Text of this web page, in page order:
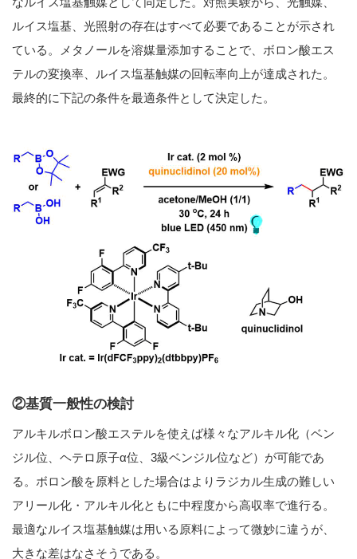
ルイス塩基、光照射の存在はすべて必要であることが示され
ている。メタノールを溶媒量添加することで、ボロン酸エス
テルの変換率、ルイス塩基触媒の回転率向上が達成された。
最終的に下記の条件を最適条件として決定した。
②基質一般性の検討
アルキルボロン酸エステルを使えば様々なアルキル化（ベン
ジル位、ヘテロ原子α位、3級ベンジル位など）が可能であ
る。ボロン酸を原料とした場合はよりラジカル生成の難しい
アリール化・アルキル化ともに中程度から高収率で進行る。
最適なルイス塩基触媒は用いる原料によって微妙に違うが、
大きな差はなさそうである。